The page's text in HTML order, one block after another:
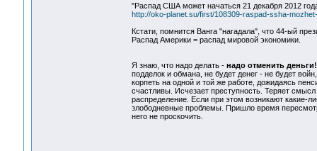
"Распад США может начаться 21 декабря 2012
http://oko-planet.su/first/108309-raspad-ssha-
Кстати, помнится Ванга "нагадала", что 44-ый
Распад Америки = распад мировой экономики.
Я знаю, что надо делать - надо отменить деньги!
подделок и обмана, не будет денег - не будет
корпеть на одной и той же работе, дожидаясь
счастливы. Исчезает преступность. Теряет
распределение. Если при этом возникают какие-
злободневные проблемы. Пришло время
него не проскочить.